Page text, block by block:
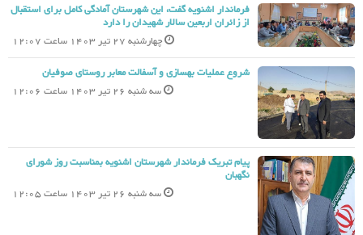
فرماندار اشنویه گفت، این شهرستان آمادگی کامل برای استقبال
از زائران اربعین سالار شهیدان را دارد
چهارشنبه 27 تیر 1403 ساعت 12:07
شروع عملیات بهسازی و آسفالت معابر روستای صوفیان
سه شنبه 26 تیر 1403 ساعت 12:06
پیام تبریک فرماندار شهرستان اشنویه بمناسبت روز شورای
نگهبان
سه شنبه 26 تیر 1403 ساعت 12:05